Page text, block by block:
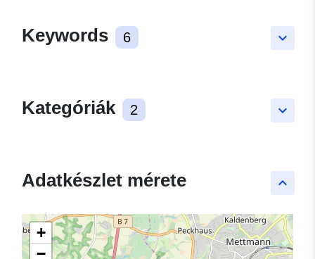
keyboard_arrow_down
Keywords 6
keyboard_arrow_down
Kategóriák 2
keyboard_arrow_up
Adatkészlet mérete
+
−